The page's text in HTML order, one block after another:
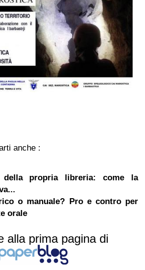
anche :
propria libreria: come la
o manuale? Pro e contro per
orale
alla prima pagina di